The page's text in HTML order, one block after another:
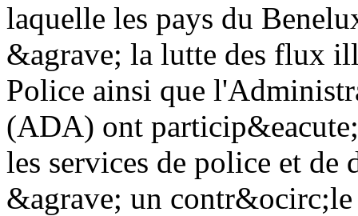
laquelle les pays du
&agrave; la lutte des flux
Police ainsi que
(ADA) ont
les services de police et de
&agrave; un